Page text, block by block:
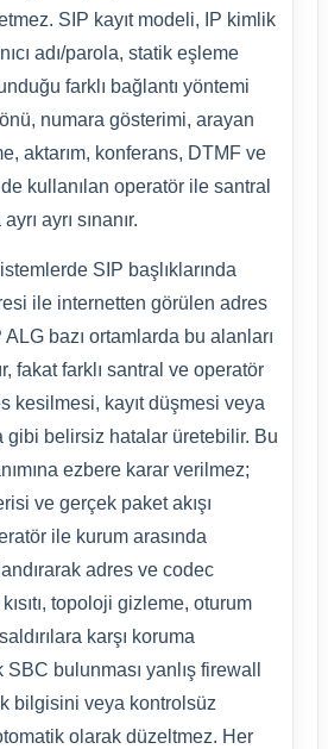
SIP kayıt modeli, IP kimlik
adı/parola, statik eşleme
farklı bağlantı yöntemi
numara gösterimi, arayan
aktarım, konferans, DTMF ve
kullanılan operatör ile santral
ayrı sınanır.
SIP başlıklarında
ile internetten görülen adres
bazı ortamlarda bu alanları
fakat farklı santral ve operatör
kesilmesi, kayıt düşmesi veya
gibi belirsiz hatalar üretebilir. Bu
ezbere karar verilmez;
ve gerçek paket akışı
ile kurum arasında
adres ve codec
topoloji gizleme, oturum
karşı koruma
bulunması yanlış firewall
bilgisini veya kontrolsüz
olarak düzeltmez. Her